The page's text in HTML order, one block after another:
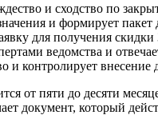
и сходство по
и формирует пакет
для получения
ведомства и
и контролирует внесение
от пяти до десяти
документ, который